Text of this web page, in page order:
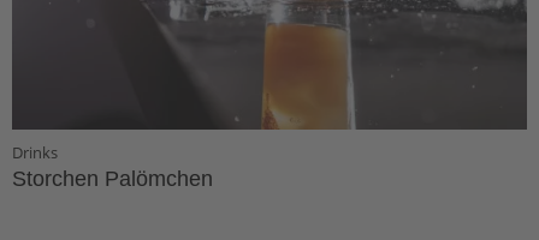
Drinks
Storchen Palömchen